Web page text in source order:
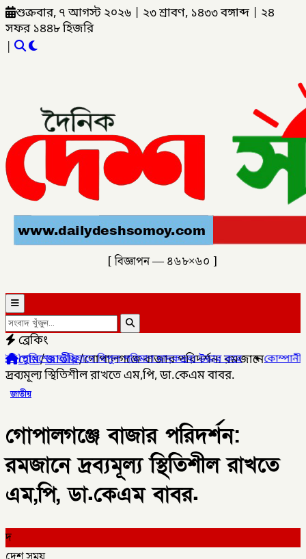
শুক্রবার, ৭ আগস্ট ২০২৬ ২৩ শ্রাবণ, ১৪৩৩ বঙ্গাব্দ
২৪
সফর ১৪৪৮ হিজরি
|
[ বিজ্ঞাপন — ৪৬৮×৬০ ]
ব্রেকিং
বিপুল পরিমাণ মাদকদ্রব্য উদ্ধার করে✦কোম্পানীগঞ্জে জুলাই
হোম/জাতীয়/গোপালগঞ্জে বাজার পরিদর্শন: রমজানে
দ্রব্যমূল্য স্থিতিশীল রাখতে এম,পি, ডা.কেএম বাবর.
জাতীয়
গোপালগঞ্জে বাজার পরিদর্শন:
রমজানে দ্রব্যমূল্য স্থিতিশীল রাখতে
এম,পি, ডা.কেএম বাবর.
দ